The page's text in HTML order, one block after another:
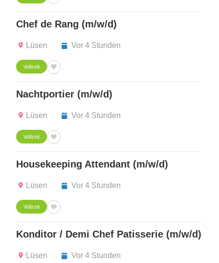
Chef de Rang (m/w/d)
Lüsen Vor 4 Stunden
Vollzeit
Nachtportier (m/w/d)
Lüsen Vor 4 Stunden
Vollzeit
Housekeeping Attendant (m/w/d)
Lüsen Vor 4 Stunden
Vollzeit
Konditor / Demi Chef Patisserie (m/w/d)
Lüsen Vor 4 Stunden